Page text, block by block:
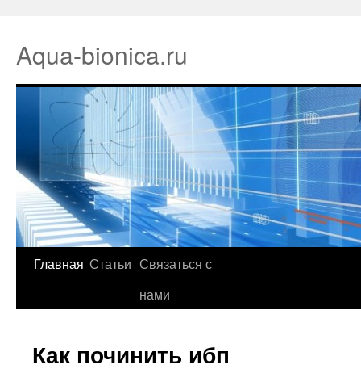
Aqua-bionica.ru
Главная Статьи Связаться с
нами
Как починить ибп